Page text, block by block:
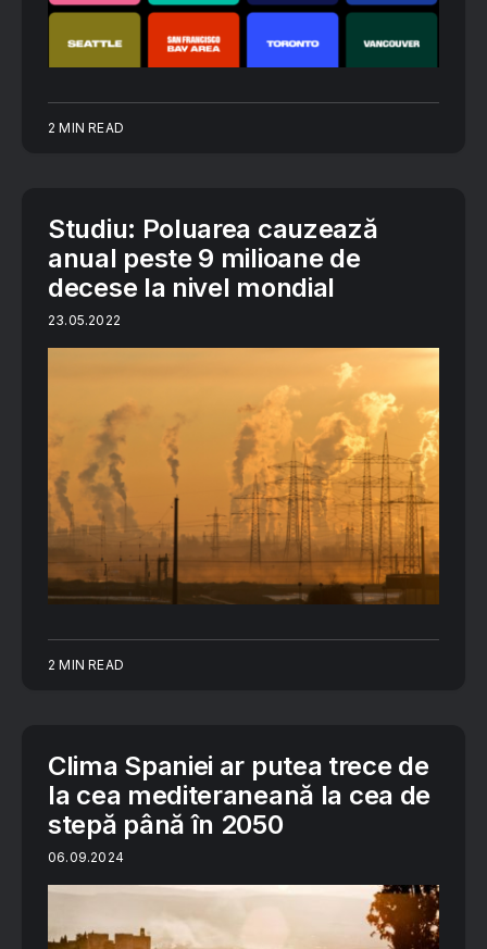
2 MIN READ
Studiu: Poluarea cauzează
anual peste 9 milioane de
decese la nivel mondial
23.05.2022
2 MIN READ
Clima Spaniei ar putea trece de
la cea mediteraneană la cea de
stepă până în 2050
06.09.2024